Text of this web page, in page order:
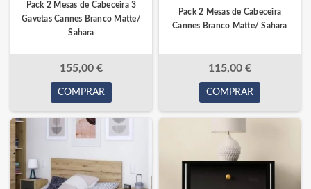
Pack 2 Mesas de Cabeceira 3
Gavetas Cannes Branco Matte/
Sahara
155,00 €
COMPRAR
Pack 2 Mesas de Cabeceira
Cannes Branco Matte/ Sahara
115,00 €
COMPRAR